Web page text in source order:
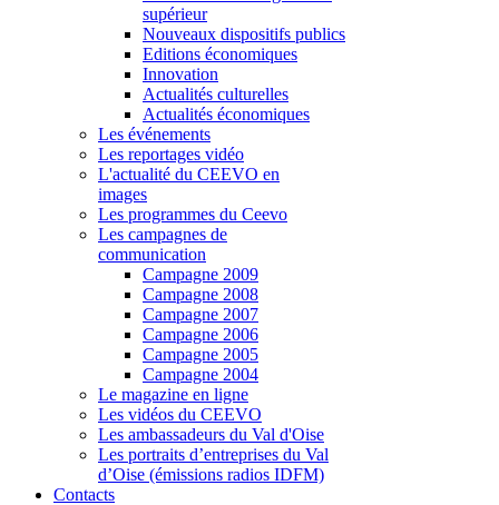
supérieur
Nouveaux dispositifs publics
Editions économiques
Innovation
Actualités culturelles
Actualités économiques
Les événements
Les reportages vidéo
L'actualité du CEEVO en
images
Les programmes du Ceevo
Les campagnes de
communication
Campagne 2009
Campagne 2008
Campagne 2007
Campagne 2006
Campagne 2005
Campagne 2004
Le magazine en ligne
Les vidéos du CEEVO
Les ambassadeurs du Val d'Oise
Les portraits d’entreprises du Val
d’Oise (émissions radios IDFM)
Contacts